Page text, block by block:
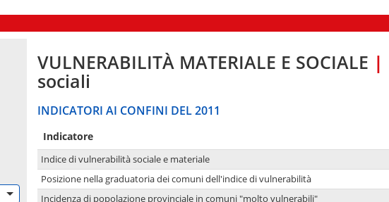
VULNERABILITÀ MATERIALE E SOCIALE |
sociali
INDICATORI AI CONFINI DEL 2011
Indicatore
Indice di vulnerabilità sociale e materiale
Posizione nella graduatoria dei comuni dell'indice di vulnerabilità
Incidenza di popolazione provinciale in comuni "molto vulnerabili"